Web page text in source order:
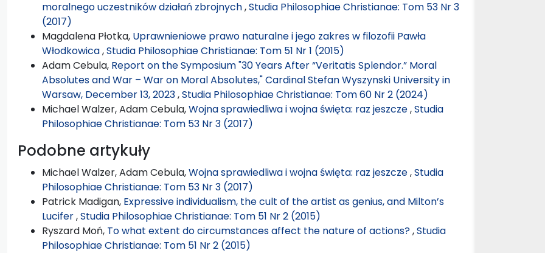
moralnego uczestników działań zbrojnych,Studia Philosophiae Christianae: Tom 53 Nr 3
(2017)
Magdalena Płotka, Uprawnieniowe prawo naturalne i jego zakres w filozofii Pawła
Włodkowica,Studia Philosophiae Christianae: Tom 51 Nr 1 (2015)
Adam Cebula, Report on the Symposium "30 Years After “Veritatis Splendor.” Moral
Absolutes and War – War on Moral Absolutes," Cardinal Stefan Wyszynski University in
Warsaw, December 13, 2023,Studia Philosophiae Christianae: Tom 60 Nr 2 (2024)
Michael Walzer, Adam Cebula,Wojna sprawiedliwa i wojna święta: raz jeszcze,Studia
Philosophiae Christianae: Tom 53 Nr 3 (2017)
Podobne artykuły
Michael Walzer, Adam Cebula,Wojna sprawiedliwa i wojna święta: raz jeszcze,Studia
Philosophiae Christianae: Tom 53 Nr 3 (2017)
Patrick Madigan, Expressive individualism, the cult of the artist as genius, and Milton’s
Lucifer,Studia Philosophiae Christianae: Tom 51 Nr 2 (2015)
Ryszard Moń, To what extent do circumstances affect the nature of actions?,Studia
Philosophiae Christianae: Tom 51 Nr 2 (2015)